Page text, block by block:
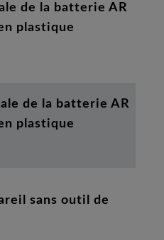
de la batterie AR
plastique
de la batterie AR
plastique
sans outil de